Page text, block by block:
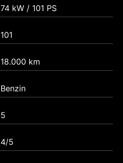
74 kW / 101 PS
101
18.000 km
Benzin
5
4/5